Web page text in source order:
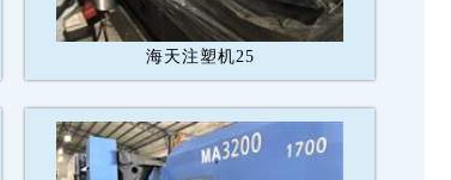
海天注塑机25